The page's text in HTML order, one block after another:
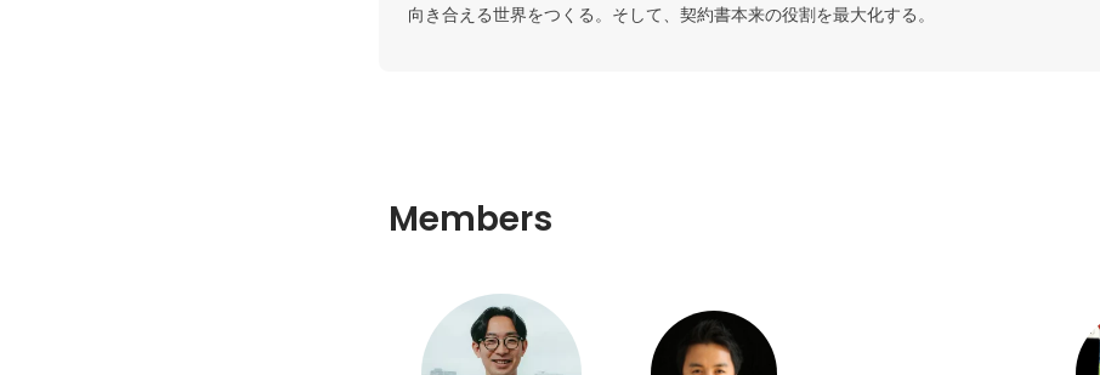
向き合える世界をつくる。そして、契約書本来の役割を最大化する。
Members